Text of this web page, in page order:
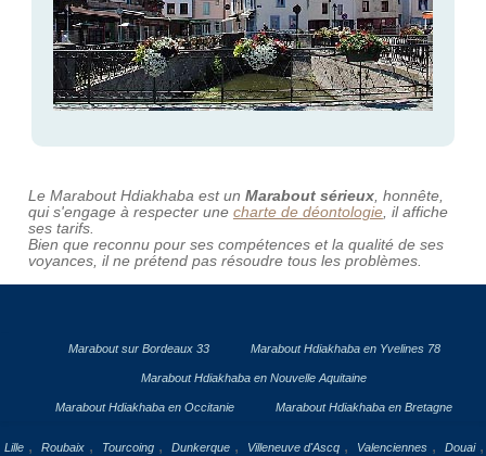
Le Marabout Hdiakhaba est un Marabout sérieux, honnête,
qui s'engage à respecter une charte de déontologie, il affiche
ses tarifs.
Bien que reconnu pour ses compétences et la qualité de ses
voyances, il ne prétend pas résoudre tous les problèmes.
Marabout sur Bordeaux 33 Marabout Hdiakhaba en Yvelines 78
Marabout Hdiakhaba en Nouvelle Aquitaine
Marabout Hdiakhaba en Occitanie Marabout Hdiakhaba en Bretagne
Lille , Roubaix , Tourcoing , Dunkerque , Villeneuve d'Ascq , Valenciennes , Douai ,